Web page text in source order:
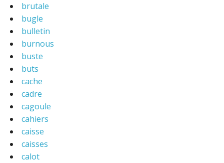
brutale
bugle
bulletin
burnous
buste
buts
cache
cadre
cagoule
cahiers
caisse
caisses
calot